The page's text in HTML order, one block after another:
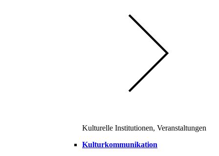
Kulturelle Institutionen, Veranstaltungen
Kulturkommunikation